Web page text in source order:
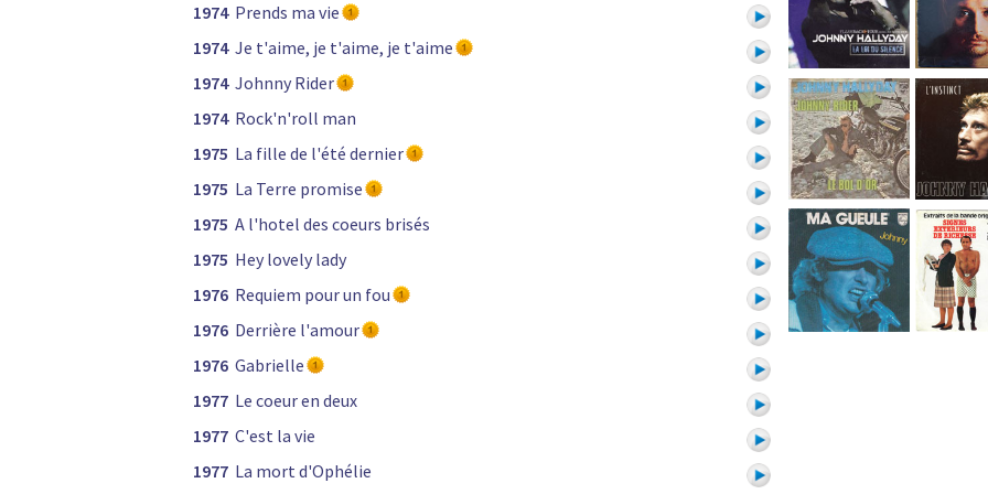
1974 Prends ma vie
1974 Je t'aime, je t'aime, je t'aime
1974 Johnny Rider
1974 Rock'n'roll man
1975 La fille de l'été dernier
1975 La Terre promise
1975 A l'hotel des coeurs brisés
1975 Hey lovely lady
1976 Requiem pour un fou
1976 Derrière l'amour
1976 Gabrielle
1977 Le coeur en deux
1977 C'est la vie
1977 La mort d'Ophélie